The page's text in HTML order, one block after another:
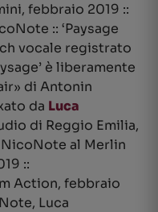
febbraio 2019 ::
:: ‘Paysage
vocale registrato
è liberamente
di Antonin
da Luca
di Reggio Emilia,
al Merlin
::
Action, febbraio
Luca